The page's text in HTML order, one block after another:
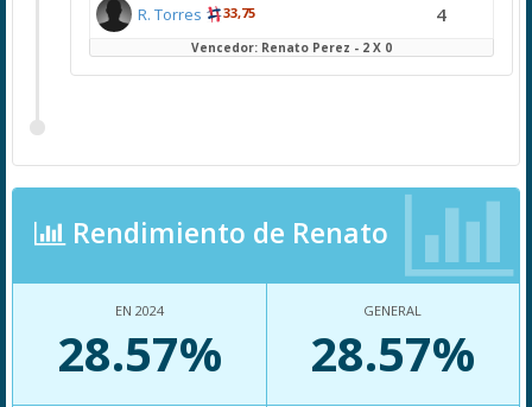
R. Torres 33,75 4
Vencedor: Renato Perez - 2 X 0
Rendimiento de Renato
EN 2024
28.57%
GENERAL
28.57%